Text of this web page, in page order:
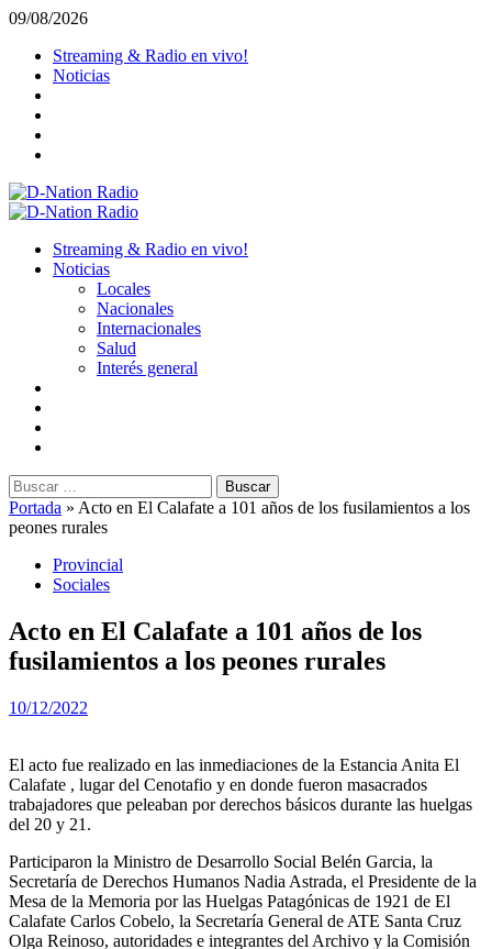
Saltar
contenido
09/08/2026
Streaming & Radio en vivo!
Noticias
Menú
Streaming & Radio en vivo!
Noticias
Locales
Nacionales
Internacionales
Salud
Interés general
Buscar:
Portada » Acto en El Calafate a 101 años de los fusilamientos a los
peones rurales
Provincial
Sociales
Acto en El Calafate a 101 años de los
fusilamientos a los peones rurales
10/12/2022
El acto fue realizado en las inmediaciones de la Estancia Anita El
Calafate , lugar del Cenotafio y en donde fueron masacrados
trabajadores que peleaban por derechos básicos durante las huelgas
del 20 y 21.
Participaron la Ministro de Desarrollo Social Belén Garcia, la
Secretaría de Derechos Humanos Nadia Astrada, el Presidente de la
Mesa de la Memoria por las Huelgas Patagónicas de 1921 de El
Calafate Carlos Cobelo, la Secretaría General de ATE Santa Cruz
Olga Reinoso, autoridades e integrantes del Archivo y la Comisión